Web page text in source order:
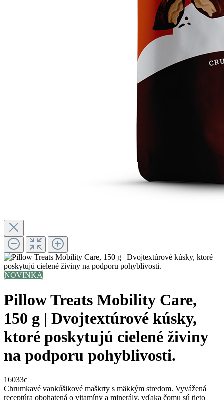
NOVINKA
Pillow Treats Mobility Care,
150 g | Dvojtextúrové kúsky,
ktoré poskytujú cielené živiny
na podporu pohyblivosti.
16033c
Chrumkavé vankúšikové maškrty s mäkkým stredom. Vyvážená
receptúra obohatená o vitamíny a minerály, vďaka čomu sú tieto